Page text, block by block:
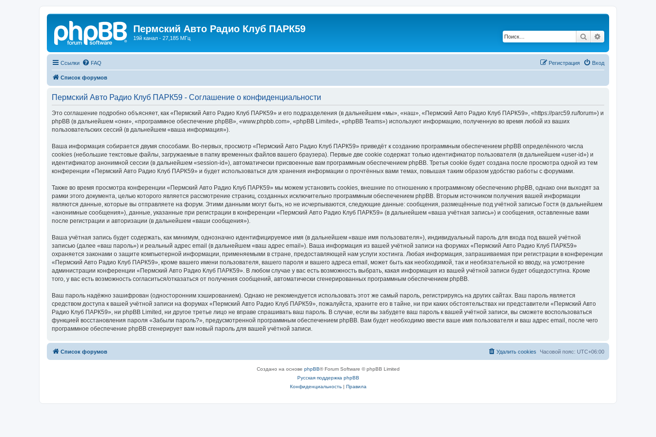
Пермский Авто Радио Клуб ПАРК59
19й канал - 27,185 МГц Поиск
Ссылки FAQ Вход
Регистрация
Список форумов
Пермский Авто Радио Клуб ПАРК59 - Соглашение о конфиденциальности
Это соглашение подробно объясняет, как «Пермский Авто Радио Клуб ПАРК59» и его подразделения (в дальнейшем «мы», «наш», «Пермский Авто Радио Клуб ПАРК59», «https://parc59.ru/forum») и
phpBB (в дальнейшем «они», «программное обеспечение phpBB», «www.phpbb.com», «phpBB Limited», «phpBB Teams») используют информацию, полученную во время любой из ваших
пользовательских сессий (в дальнейшем «ваша информация»).
Ваша информация собирается двумя способами. Во-первых, просмотр «Пермский Авто Радио Клуб ПАРК59» приведёт к созданию программным обеспечением phpBB определённого числа
cookies (небольшие текстовые файлы, загружаемые в папку временных файлов вашего браузера). Первые две cookie содержат только идентификатор пользователя (в дальнейшем «user-id») и
идентификатор анонимной сессии (в дальнейшем «session-id»), автоматически присвоенные вам программным обеспечением phpBB. Третья cookie будет создана после просмотра одной из тем
конференции «Пермский Авто Радио Клуб ПАРК59» и будет использоваться для хранения информации о прочтённых вами темах, повышая таким образом удобство работы с форумами.
Также во время просмотра конференции «Пермский Авто Радио Клуб ПАРК59» мы можем установить cookies, внешние по отношению к программному обеспечению phpBB, однако они выходят за
рамки этого документа, целью которого является рассмотрение страниц, созданных исключительно программным обеспечением phpBB. Вторым источником получения вашей информации
являются данные, которые вы отправляете на форум. Этими данными могут быть, но не исчерпываются, следующие данные: сообщения, размещённые под учётной записью Гостя (в дальнейшем
«анонимные сообщения»), данные, указанные при регистрации в конференции «Пермский Авто Радио Клуб ПАРК59» (в дальнейшем «ваша учётная запись») и сообщения, оставленные вами
после регистрации и авторизации (в дальнейшем «ваши сообщения»).
Ваша учётная запись будет содержать, как минимум, однозначно идентифицируемое имя (в дальнейшем «ваше имя пользователя»), индивидуальный пароль для входа под вашей учётной
записью (далее «ваш пароль») и реальный адрес email (в дальнейшем «ваш адрес email»). Ваша информация из вашей учётной записи на форумах «Пермский Авто Радио Клуб ПАРК59»
охраняется законами о защите компьютерной информации, применяемыми в стране, предоставляющей нам услуги хостинга. Любая информация, запрашиваемая при регистрации в конференции
«Пермский Авто Радио Клуб ПАРК59», кроме вашего имени пользователя, вашего пароля и вашего адреса email, может быть как необходимой, так и необязательной ко вводу, на усмотрение
администрации конференции «Пермский Авто Радио Клуб ПАРК59». В любом случае у вас есть возможность выбрать, какая информация из вашей учётной записи будет общедоступна. Кроме
того, у вас есть возможность согласиться/отказаться от получения сообщений, автоматически сгенерированных программным обеспечением phpBB.
Ваш пароль надёжно зашифрован (односторонним хэшированием). Однако не рекомендуется использовать этот же самый пароль, регистрируясь на других сайтах. Ваш пароль является
средством доступа к вашей учётной записи на форумах «Пермский Авто Радио Клуб ПАРК59», пожалуйста, храните его в тайне, ни при каких обстоятельствах ни представители «Пермский Авто
Радио Клуб ПАРК59», ни phpBB Limited, ни другое третье лицо не вправе спрашивать ваш пароль. В случае, если вы забудете ваш пароль к вашей учётной записи, вы сможете воспользоваться
функцией восстановления пароля «Забыли пароль?», предусмотренной программным обеспечением phpBB. Вам будет необходимо ввести ваше имя пользователя и ваш адрес email, после чего
программное обеспечение phpBB сгенерирует вам новый пароль для вашей учётной записи.
Список форумов Часовой пояс: UTC+06:00
Удалить cookies
Создано на основе phpBB® Forum Software © phpBB Limited
Русская поддержка phpBB
Конфиденциальность| Правила